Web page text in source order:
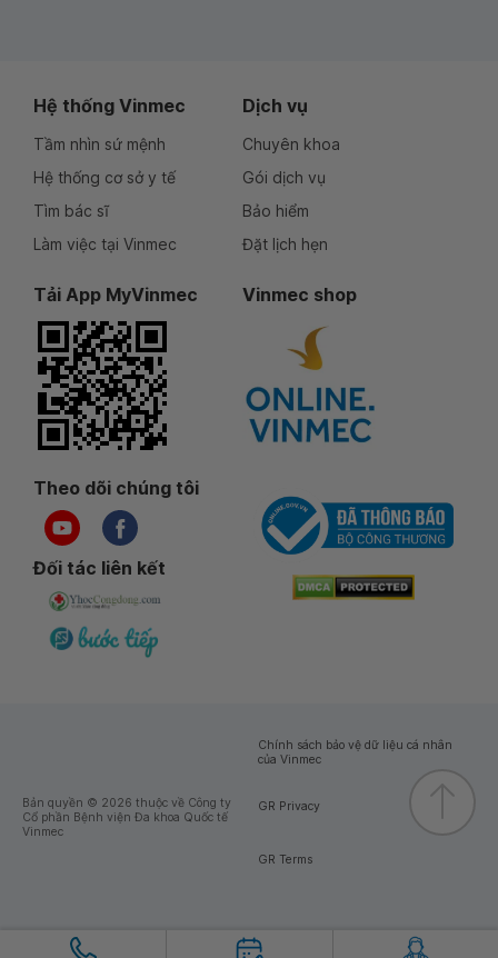
Hệ thống Vinmec
Tầm nhìn sứ mệnh
Hệ thống cơ sở y tế
Tìm bác sĩ
Làm việc tại Vinmec
Dịch vụ
Chuyên khoa
Gói dịch vụ
Bảo hiểm
Đặt lịch hẹn
Tải App MyVinmec Vinmec shop
Theo dõi chúng tôi
Đối tác liên kết
Bản quyền © 2026 thuộc về Công ty
Cổ phần Bệnh viện Đa khoa Quốc tế
Vinmec
Chính sách bảo vệ dữ liệu cá nhân
của Vinmec
GR Privacy
GR Terms